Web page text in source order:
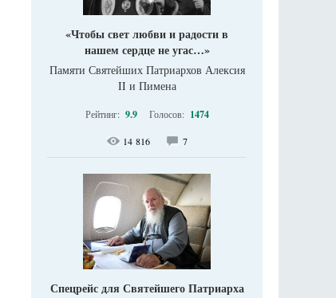
«Чтобы свет любви и радости в
нашем сердце не угас…»
Памяти Святейших Патриархов Алексия
II и Пимена
Рейтинг: 9.9 Голосов: 1474
14 816 7
Спецрейс для Святейшего Патриарха